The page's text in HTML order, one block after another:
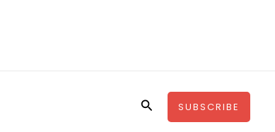
Rechercher
SUBSCRIBE